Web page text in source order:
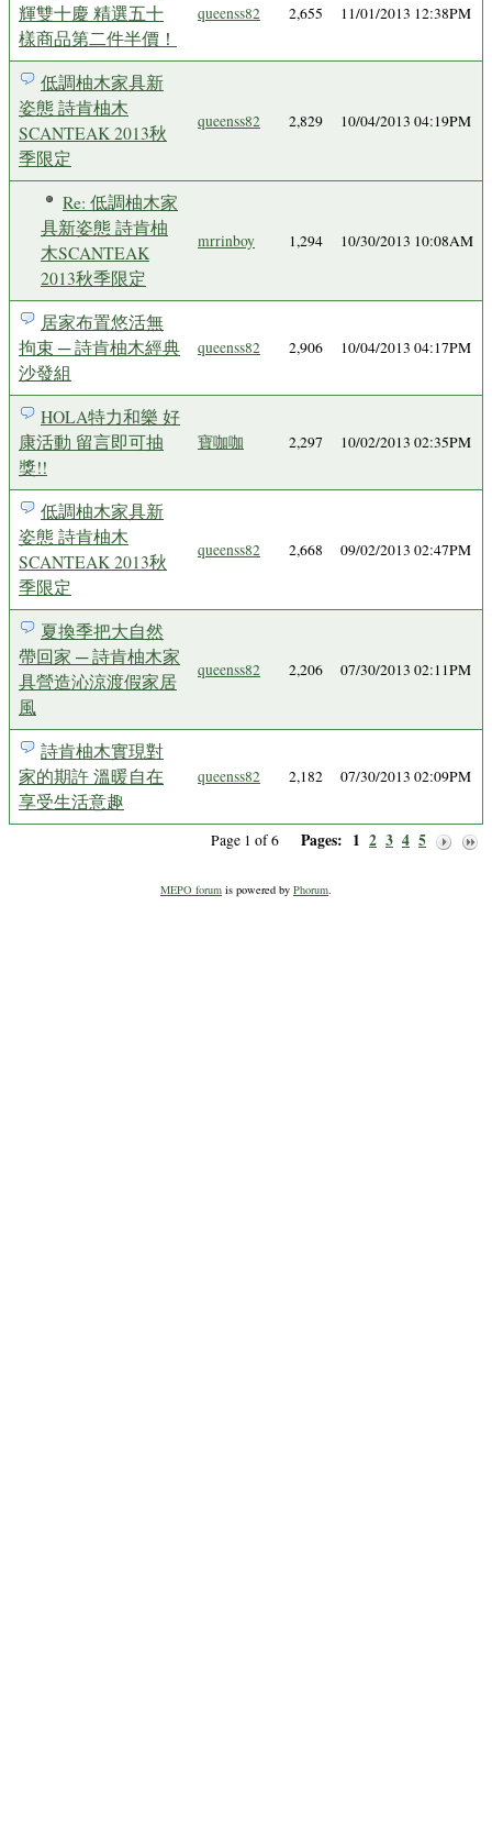
輝雙十慶 精選五十
樣商品第二件半價！
queenss82 2,655 11/01/2013 12:38PM
低調柚木家具新
姿態 詩肯柚木
SCANTEAK 2013秋
季限定
queenss82 2,829 10/04/2013 04:19PM
Re: 低調柚木家
具新姿態 詩肯柚
木SCANTEAK
2013秋季限定
mrrinboy 1,294 10/30/2013 10:08AM
居家布置悠活無
拘束 ─ 詩肯柚木經典
沙發組
queenss82 2,906 10/04/2013 04:17PM
HOLA特力和樂 好
康活動 留言即可抽
獎!!
寶咖咖 2,297 10/02/2013 02:35PM
低調柚木家具新
姿態 詩肯柚木
SCANTEAK 2013秋
季限定
queenss82 2,668 09/02/2013 02:47PM
夏換季把大自然
帶回家 ─ 詩肯柚木家
具營造沁涼渡假家居
風
queenss82 2,206 07/30/2013 02:11PM
詩肯柚木實現對
家的期許 溫暖自在
享受生活意趣
queenss82 2,182 07/30/2013 02:09PM
Page 1 of 6 Pages: 1 2 3 4 5
MEPO forum is powered by Phorum.